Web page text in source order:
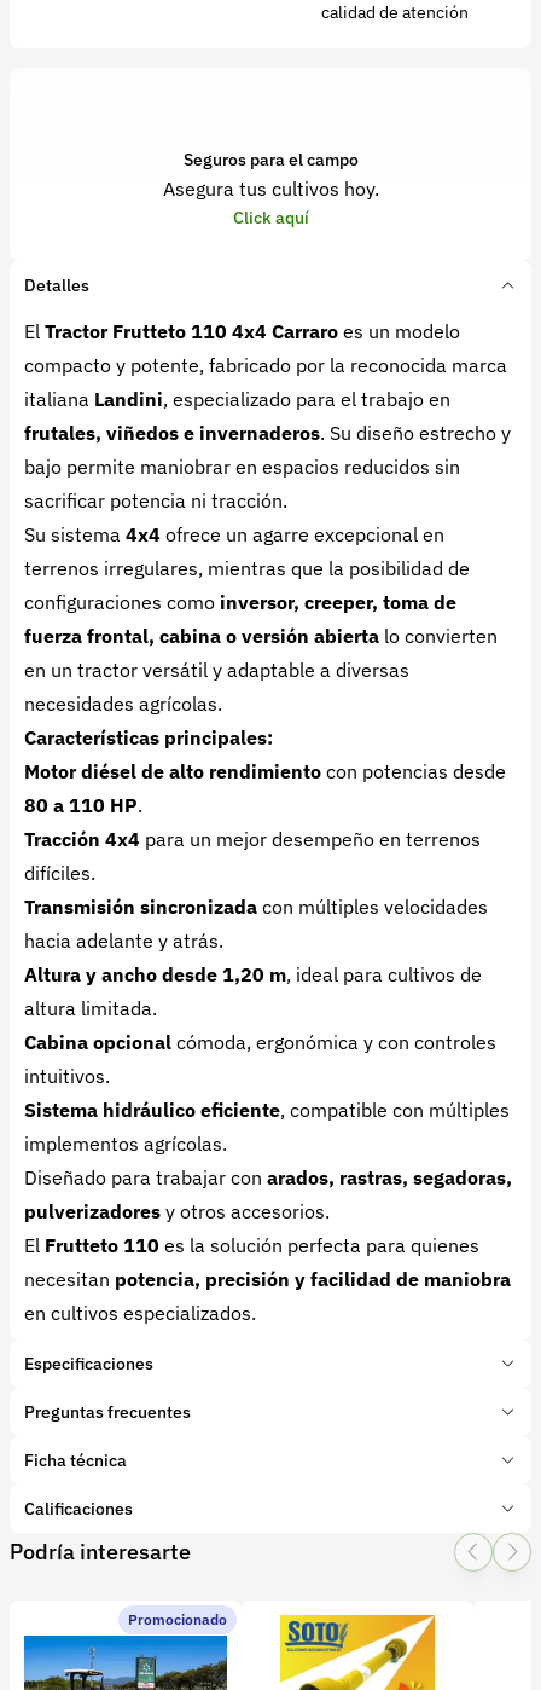
calidad de atención
Seguros para el campo
Asegura tus cultivos hoy.
Click aquí
Detalles
El Tractor Frutteto 110 4x4 Carraro es un modelo
compacto y potente, fabricado por la reconocida marca
italiana Landini, especializado para el trabajo en
frutales, viñedos e invernaderos. Su diseño estrecho y
bajo permite maniobrar en espacios reducidos sin
sacrificar potencia ni tracción.
Su sistema 4x4 ofrece un agarre excepcional en
terrenos irregulares, mientras que la posibilidad de
configuraciones como inversor, creeper, toma de
fuerza frontal, cabina o versión abierta lo convierten
en un tractor versátil y adaptable a diversas
necesidades agrícolas.
Características principales:
Motor diésel de alto rendimiento con potencias desde
80 a 110 HP.
Tracción 4x4 para un mejor desempeño en terrenos
difíciles.
Transmisión sincronizada con múltiples velocidades
hacia adelante y atrás.
Altura y ancho desde 1,20 m, ideal para cultivos de
altura limitada.
Cabina opcional cómoda, ergonómica y con controles
intuitivos.
Sistema hidráulico eficiente, compatible con múltiples
implementos agrícolas.
Diseñado para trabajar con arados, rastras, segadoras,
pulverizadores y otros accesorios.
El Frutteto 110 es la solución perfecta para quienes
necesitan potencia, precisión y facilidad de maniobra
en cultivos especializados.
Especificaciones
Marca: Carraro
Tipo de producto:
Subcategoría:
Preguntas frecuentes
¿Para qué tipo de cultivos es ideal el Frutteto 110?
Está diseñado para frutales, viñedos e
invernaderos, gracias a su tamaño compacto y
¿Qué potencia tiene el motor?
Puede variar entre 80 y 110 HP según el modelo y
¿Es posible añadir cabina?
Ficha técnica
Calificaciones
1 Star
2 Star
3 Star4 Star
1 calificaciones
Podría interesarte
Promocionado